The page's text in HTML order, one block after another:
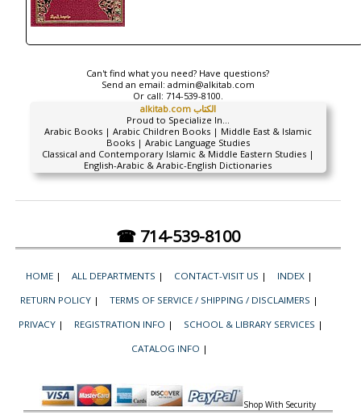
Can't find what you need? Have questions?
Send an email: admin@alkitab.com
Or call: 714-539-8100.
alkitab.com الكتاب
Proud to Specialize In...
Arabic Books | Arabic Children Books | Middle East & Islamic
Books | Arabic Language Studies
Classical and Contemporary Islamic & Middle Eastern Studies |
English-Arabic & Arabic-English Dictionaries
☎ 714-539-8100
HOME | ALL DEPARTMENTS | CONTACT-VISIT US | INDEX |
RETURN POLICY | TERMS OF SERVICE / SHIPPING / DISCLAIMERS |
PRIVACY | REGISTRATION INFO | SCHOOL & LIBRARY SERVICES |
CATALOG INFO |
Shop With Security